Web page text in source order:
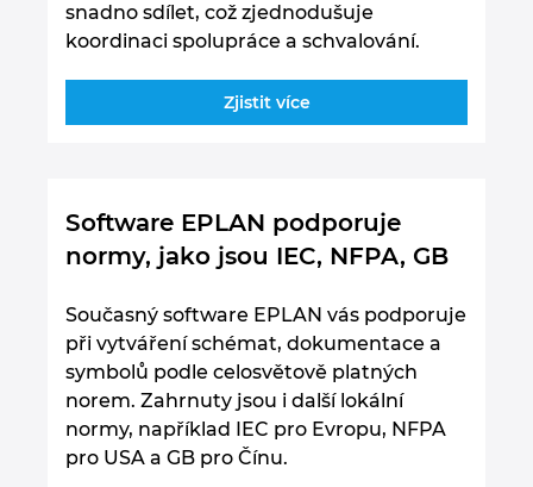
snadno sdílet, což zjednodušuje
koordinaci spolupráce a schvalování.
Zjistit více
Software EPLAN podporuje
normy, jako jsou IEC, NFPA, GB
Současný software EPLAN vás podporuje
při vytváření schémat, dokumentace a
symbolů podle celosvětově platných
norem. Zahrnuty jsou i další lokální
normy, například IEC pro Evropu, NFPA
pro USA a GB pro Čínu.